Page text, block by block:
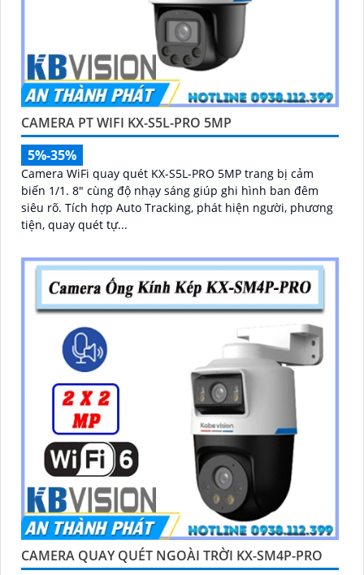
CAMERA PT WIFI KX-S5L-PRO 5MP
5%-35%
Camera WiFi quay quét KX-S5L-PRO 5MP trang bị cảm
biến 1/1. 8" cùng độ nhạy sáng giúp ghi hình ban đêm
siêu rõ. Tích hợp Auto Tracking, phát hiện người, phương
tiện, quay quét tự...
CAMERA QUAY QUÉT NGOÀI TRỜI KX-SM4P-PRO